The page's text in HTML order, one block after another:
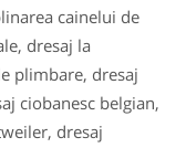
cainelui de
dresaj la
plimbare, dresaj
ciobanesc belgian,
dresaj